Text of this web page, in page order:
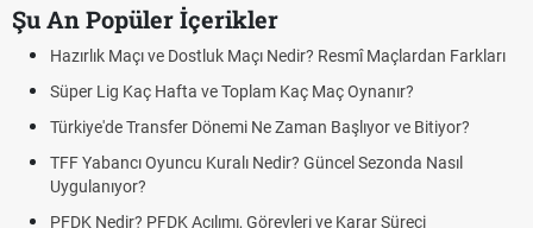
Şu An Popüler İçerikler
Hazırlık Maçı ve Dostluk Maçı Nedir? Resmî Maçlardan Farkları
Süper Lig Kaç Hafta ve Toplam Kaç Maç Oynanır?
Türkiye'de Transfer Dönemi Ne Zaman Başlıyor ve Bitiyor?
TFF Yabancı Oyuncu Kuralı Nedir? Güncel Sezonda Nasıl
Uygulanıyor?
PFDK Nedir? PFDK Açılımı, Görevleri ve Karar Süreci